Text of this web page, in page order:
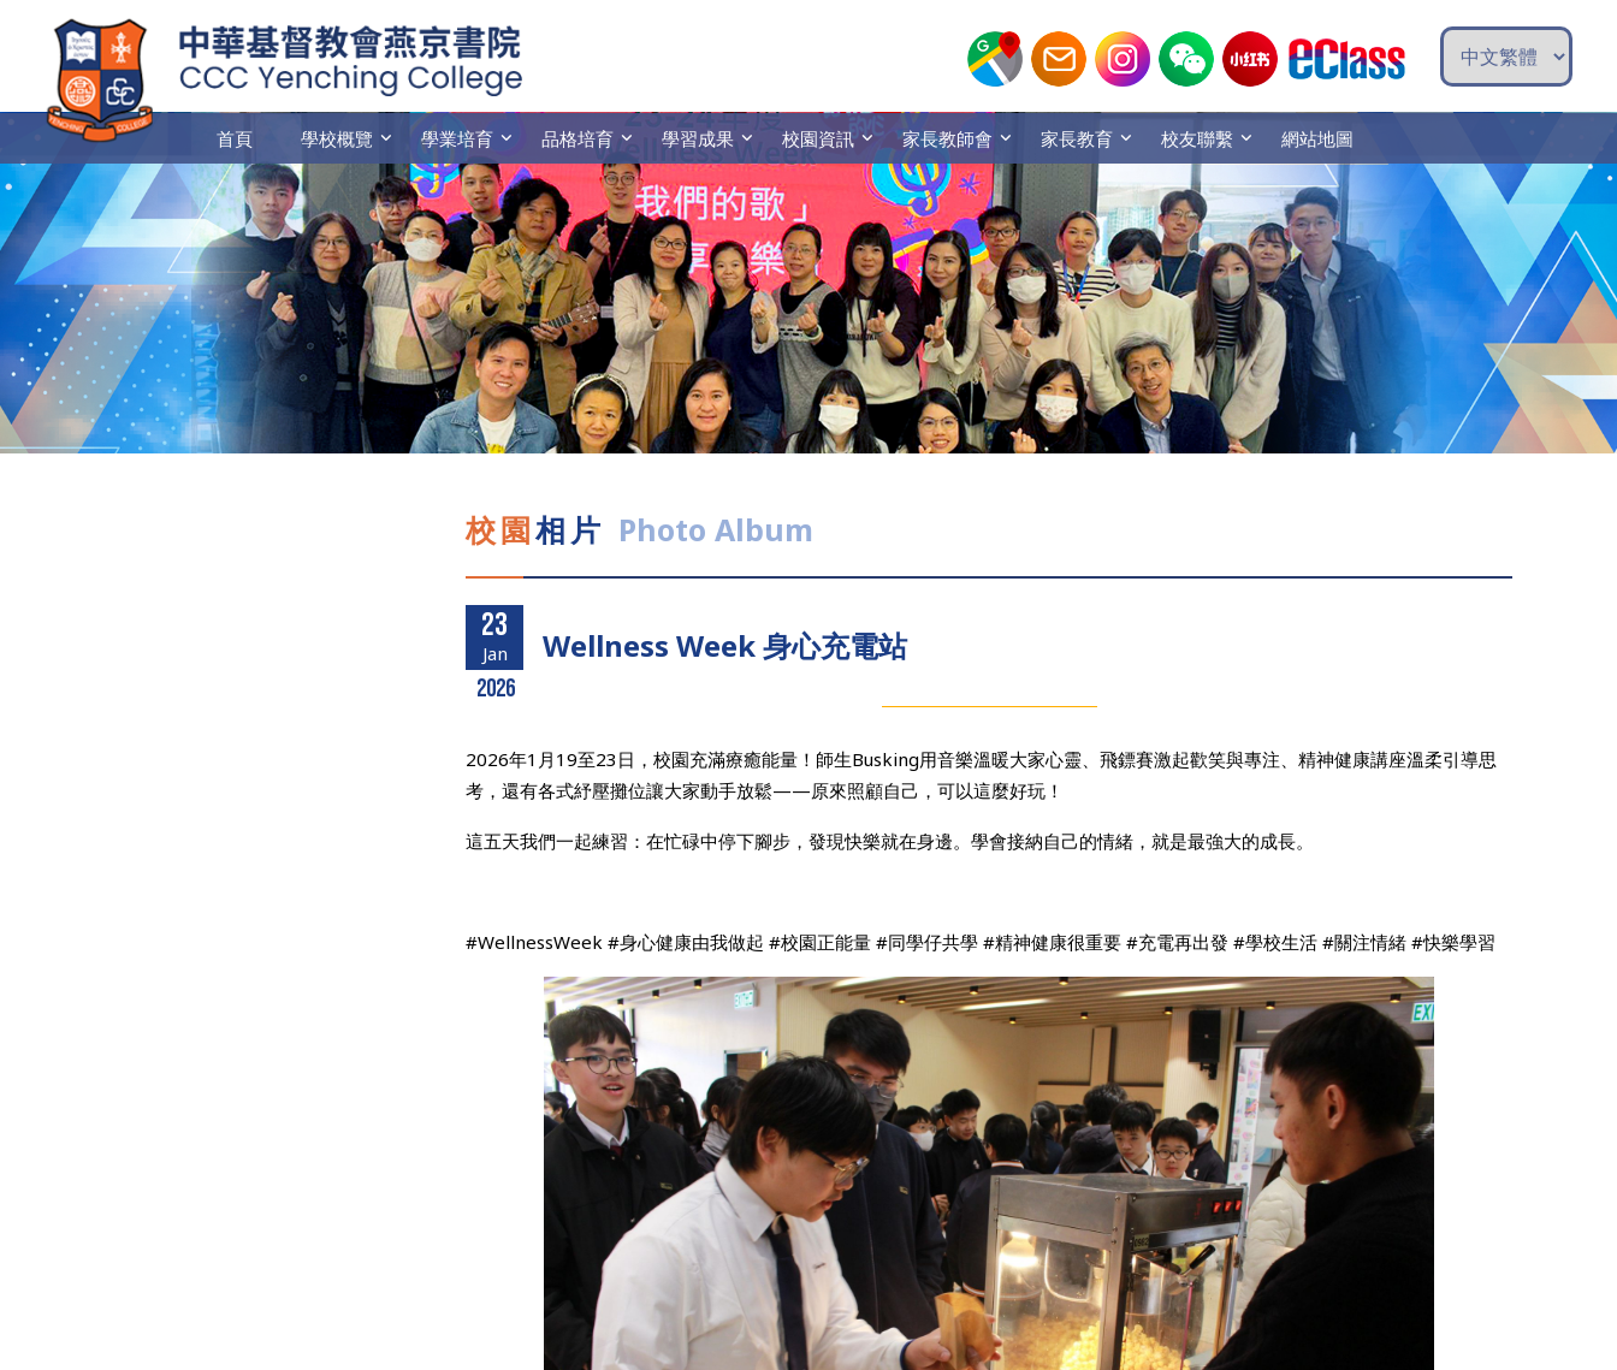
首頁 學校概覽 學業培育 品格培育 學習成果 校園資訊 家長教師會 家長教育 校友聯繫 網站地圖
校園相片 Photo Album
23
Jan
2026
Wellness Week 身心充電站
2026年1月19至23日，校園充滿療癒能量！師生Busking用音樂溫暖大家心靈、飛鏢賽激起歡笑與專注、精神健康講座溫柔引導思
考，還有各式紓壓攤位讓大家動手放鬆——原來照顧自己，可以這麼好玩！
這五天我們一起練習：在忙碌中停下腳步，發現快樂就在身邊。學會接納自己的情緒，就是最強大的成長。
#WellnessWeek #身心健康由我做起 #校園正能量 #同學仔共學 #精神健康很重要 #充電再出發 #學校生活 #關注情緒 #快樂學習